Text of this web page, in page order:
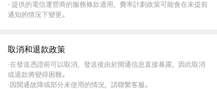
· 提供的電信運營商的服務條款適用，費率計劃政策可能會在未提前
通知的情況下變更。
取消和退款政策
·在發送憑證前可以取消，發送後由於開通信息直接暴露，因此取消
或退款將變得困難。
·因開通故障或部分未使用的情況，請聯繫客服。